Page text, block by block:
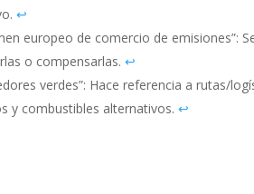
↩︎
europeo de comercio de emisiones”:
o compensarlas.↩︎
verdes”: Hace referencia a rutas/
y combustibles alternativos.↩︎